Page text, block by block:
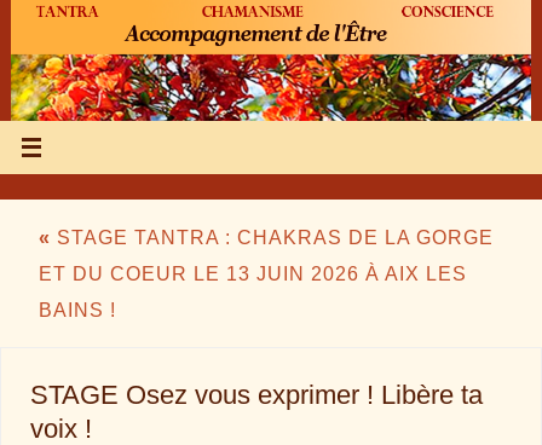
« STAGE TANTRA : CHAKRAS DE LA GORGE
ET DU COEUR LE 13 JUIN 2026 À AIX LES
BAINS !
STAGE Osez vous exprimer ! Libère ta
voix !